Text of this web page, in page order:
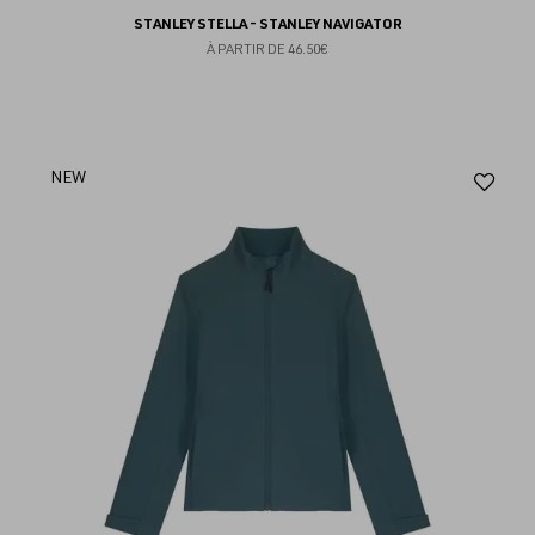
STANLEY STELLA - STANLEY NAVIGATOR
À PARTIR DE 46.50€
NEW